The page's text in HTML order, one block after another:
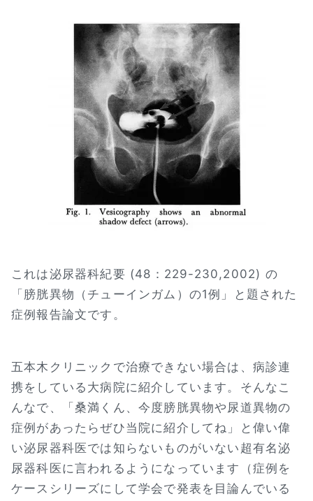
これは泌尿器科紀要 (48：229-230,2002) の
「膀胱異物（チューインガム）の1例」と題された
症例報告論文です。
五本木クリニックで治療できない場合は、病診連
携をしている大病院に紹介しています。そんなこ
んなで、「桑満くん、今度膀胱異物や尿道異物の
症例があったらぜひ当院に紹介してね」と偉い偉
い泌尿器科医では知らないものがいない超有名泌
尿器科医に言われるようになっています（症例を
ケースシリーズにして学会で発表を目論んでいる